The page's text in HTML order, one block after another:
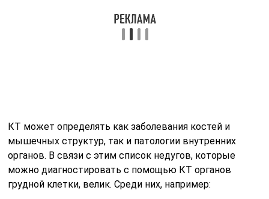
КТ может определять как заболевания костей и
мышечных структур, так и патологии внутренних
органов. В связи с этим список недугов, которые
можно диагностировать с помощью КТ органов
грудной клетки, велик. Среди них, например: